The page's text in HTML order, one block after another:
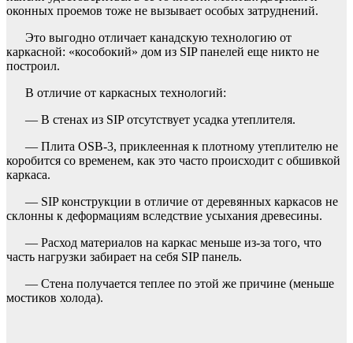
оконных проемов тоже не вызывает особых затруднений.
Это выгодно отличает канадскую технологию от
каркасной: «кособокий» дом из SIP панелей еще никто не
построил.
В отличие от каркасных технологий:
— В стенах из SIP отсутствует усадка утеплителя.
— Плита OSB-3, приклеенная к плотному утеплителю не
коробится со временем, как это часто происходит с обшивкой
каркаса.
— SIP конструкции в отличие от деревянных каркасов не
склонны к деформациям вследствие усыхания древесины.
— Расход материалов на каркас меньше из-за того, что
часть нагрузки забирает на себя SIP панель.
— Стена получается теплее по этой же причине (меньше
мостиков холода).